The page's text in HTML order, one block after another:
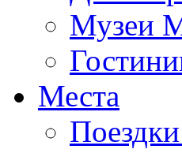
Музеи
Места